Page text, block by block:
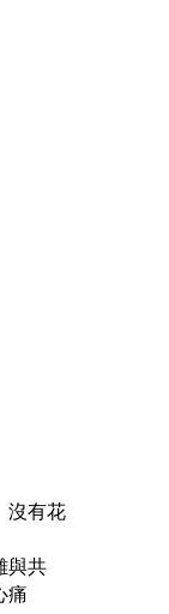
有花
共
痛